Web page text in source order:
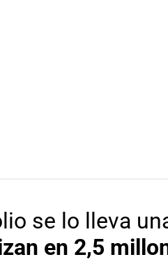
se lo lleva
en 2,5